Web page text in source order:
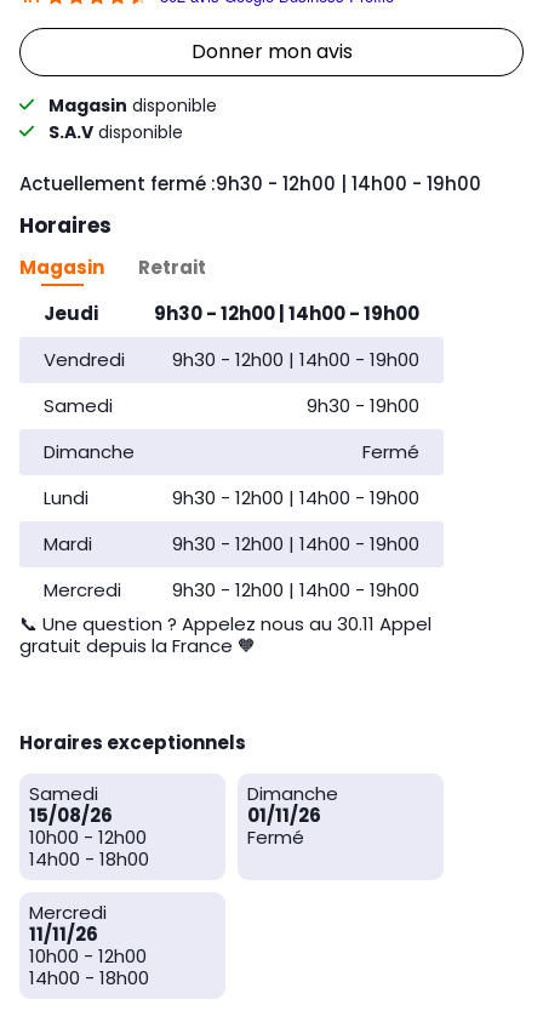
Donner mon avis
Magasin disponible
S.A.V disponible
Actuellement fermé :Day of the WeekHoraires
9h30 - 12h00 14h00 - 19h00
Horaires
Magasin
Retrait
Day of the WeekHoraires d'ouverture
Jeudi 9h30-12h00 14h00-19h00
Vendredi
9h30 - 12h00 14h00 - 19h00
Samedi
9h30 - 19h00
Dimanche
Fermé
Lundi
9h30 - 12h00 14h00 - 19h00
Mardi
9h30 - 12h00 14h00 - 19h00
Mercredi
9h30 - 12h00 14h00 - 19h00
📞 Une question ? Appelez nous au 30.11 Appel
gratuit depuis la France 🧡
Horaires exceptionnels
Samedi
15/08/26
10h00 - 12h00
14h00 - 18h00
Dimanche
01/11/26
Fermé
Mercredi
11/11/26
10h00 - 12h00
14h00 - 18h00